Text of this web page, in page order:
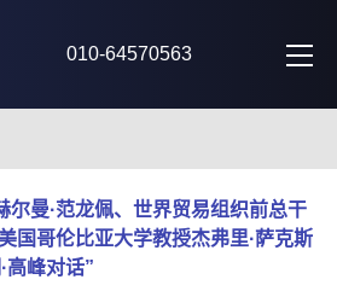
010-64570563
尔曼·范龙佩、世界贸易组织前总干
国哥伦比亚大学教授杰弗里·萨克斯
高峰对话”